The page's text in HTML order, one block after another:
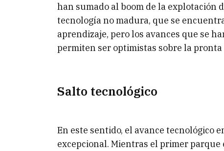
han sumado al boom de la explotación
tecnología no madura, que se
aprendizaje, pero los avances que se
permiten ser optimistas sobre la
Salto tecnológico
En este sentido, el avance tecnológico
excepcional. Mientras el primer